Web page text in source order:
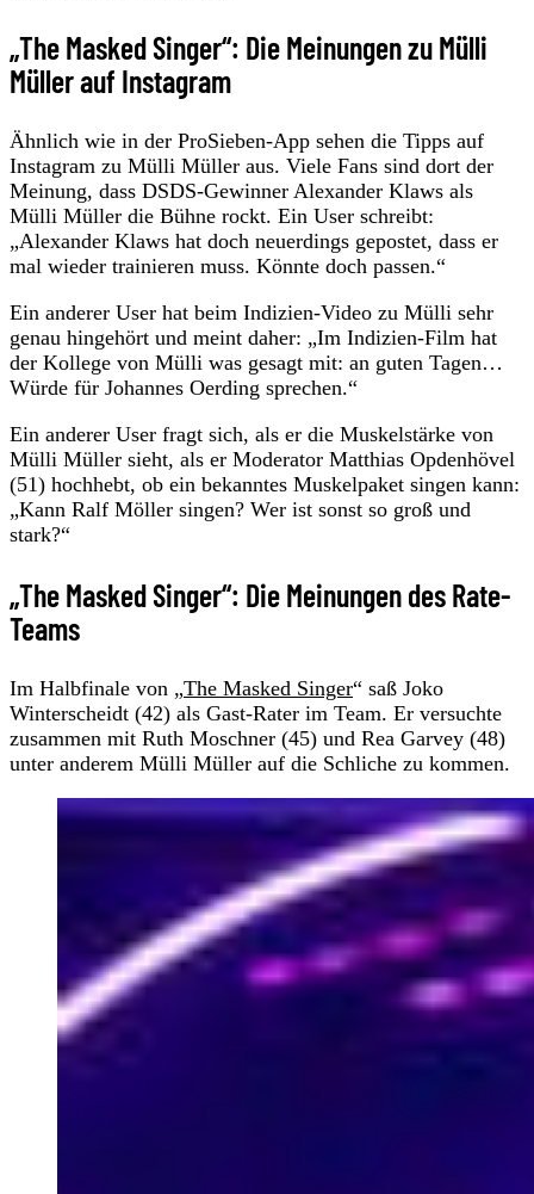
„The Masked Singer“: Die Meinungen zu Mülli
Müller auf Instagram
Ähnlich wie in der ProSieben-App sehen die Tipps auf
Instagram zu Mülli Müller aus. Viele Fans sind dort der
Meinung, dass DSDS-Gewinner Alexander Klaws als
Mülli Müller die Bühne rockt. Ein User schreibt:
„Alexander Klaws hat doch neuerdings gepostet, dass er
mal wieder trainieren muss. Könnte doch passen.“
Ein anderer User hat beim Indizien-Video zu Mülli sehr
genau hingehört und meint daher: „Im Indizien-Film hat
der Kollege von Mülli was gesagt mit: an guten Tagen…
Würde für Johannes Oerding sprechen.“
Ein anderer User fragt sich, als er die Muskelstärke von
Mülli Müller sieht, als er Moderator Matthias Opdenhövel
(51) hochhebt, ob ein bekanntes Muskelpaket singen kann:
„Kann Ralf Möller singen? Wer ist sonst so groß und
stark?“
„The Masked Singer“: Die Meinungen des Rate-
Teams
Im Halbfinale von „The Masked Singer“ saß Joko
Winterscheidt (42) als Gast-Rater im Team. Er versuchte
zusammen mit Ruth Moschner (45) und Rea Garvey (48)
unter anderem Mülli Müller auf die Schliche zu kommen.